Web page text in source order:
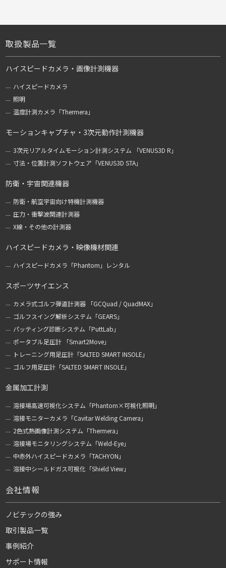
取扱製品一覧
ハイスピードカメラ・画像計測機器
ハイスピードカメラ
照明
温度計測カメラ「Thermera」
モーションキャプチャ・3次元動作計測機器
3次元リアルタイムモーション計測システム 「VENUS3D R」
寸法・位置計測ソフトウェア「VENUS3D STA」
防衛・宇宙関連機器
防衛・航空宇宙向け特機計測機器
圧力・衝撃波関連計測器
X線・その他の計測器
ハイスピードカメラ・映像機材関連
ハイスピードカメラ「Phantom」レンタル
スポーツサイエンス
カメラ式ゴルフ弾道計測器 「GCQuad / QuadMAX」
ゴルフスイング解析システム「GEARS」
パッティング診断システム「PuttLab」
ポータブル足圧計 「Smart2Move」
トレーニング用足圧計「SALTED SMART INSOLE」
ゴルフ用足圧計「SALTED SMART INSOLE」
金属加工計測
溶接場高速可視化システム「Phantom×可視化照明」
溶接モニターカメラ「Cavitar Welding Camera」
2色式熱画像計測システム「Thermera」
溶接場モニタリングシステム「Weld-Eye」
中赤外ハイスピードカメラ「TACHYON」
溶接中シールドガス可視化「Shield View」
会社情報
ノビテックの強み
取引製品一覧
事例紹介
サポート情報